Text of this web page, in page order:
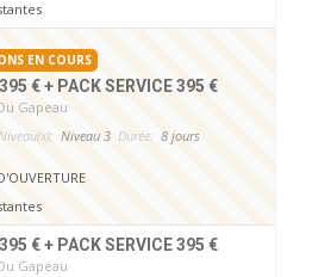
EN COURS
€ + PACK SERVICE 395 €
Gapeau
Niveau(x): Niveau 3 Durée: 8 jours
€ + PACK SERVICE 395 €
Gapeau